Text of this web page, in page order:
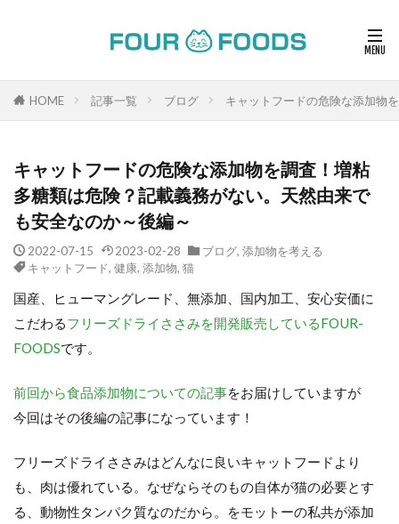
HOME 記事一覧 ブログ キャットフードの危険な添加物
キャットフードの危険な添加物を調査！増粘
多糖類は危険？記載義務がない。天然由来で
も安全なのか～後編～
2022-07-15 2023-02-28 ブログ, 添加物を考える
キャットフード, 健康, 添加物, 猫
国産、ヒューマングレード、無添加、国内加工、安心安価に
こだわるフリーズドライささみを開発販売しているFOUR-
FOODSです。
前回から食品添加物についての記事をお届けしていますが
今回はその後編の記事になっています！
フリーズドライささみはどんなに良いキャットフードより
も、肉は優れている。なぜならそのもの自体が猫の必要とす
る、動物性タンパク質なのだから。をモットーの私共が添加